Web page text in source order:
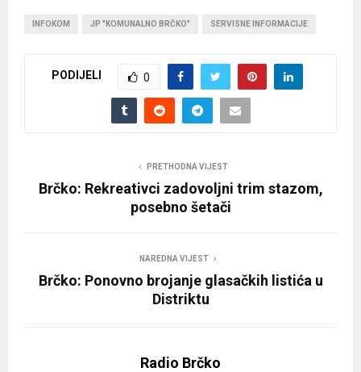
INFOKOM JP "KOMUNALNO BRČKO" SERVISNE INFORMACIJE
PODIJELI 0
PRETHODNA VIJEST
Brčko: Rekreativci zadovoljni trim stazom,
posebno šetači
NAREDNA VIJEST
Brčko: Ponovno brojanje glasačkih listića u
Distriktu
Radio Brčko